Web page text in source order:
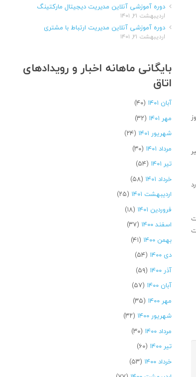
دوره آموزشی آنلاین مدیریت دیجیتال مارکتینگ
اردیبهشت ۲۱, ۱۴۰۱
دوره آموزشی آنلاین مدیریت ارتباط با مشتری
اردیبهشت ۲۱, ۱۴۰۱
بایگانی ماهانه اخبار و رویدادهای
اتاق
آبان ۱۴۰۱
(۴۰)
مهر ۱۴۰۱
(۳۲)
شهریور ۱۴۰۱
(۲۴)
مرداد ۱۴۰۱
(۳۰)
تیر ۱۴۰۱
(۵۴)
خرداد ۱۴۰۱
(۵۸)
اردیبهشت ۱۴۰۱
(۲۵)
فروردین ۱۴۰۱
(۱۸)
اسفند ۱۴۰۰
(۳۷)
بهمن ۱۴۰۰
(۴۱)
دی ۱۴۰۰
(۵۴)
آذر ۱۴۰۰
(۵۹)
آبان ۱۴۰۰
(۵۷)
مهر ۱۴۰۰
(۳۵)
شهریور ۱۴۰۰
(۳۲)
مرداد ۱۴۰۰
(۳۰)
تیر ۱۴۰۰
(۶۰)
خرداد ۱۴۰۰
(۵۳)